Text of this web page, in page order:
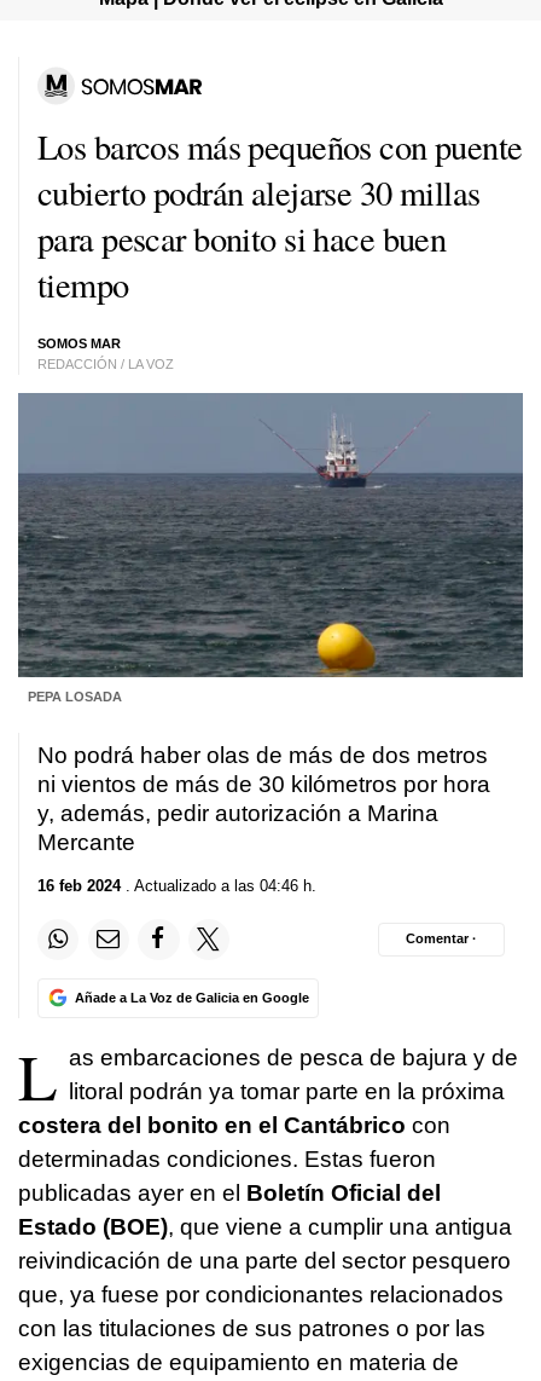
Los barcos más pequeños con puente
cubierto podrán alejarse 30 millas
para pescar bonito si hace buen
tiempo
SOMOS MAR
REDACCIÓN / LA VOZ
PEPA LOSADA
No podrá haber olas de más de dos metros
ni vientos de más de 30 kilómetros por hora
y, además, pedir autorización a Marina
Mercante
16 feb 2024. Actualizado a las 04:46 h.
Añade a La Voz de Galicia en Google
Comentar ·
L as embarcaciones de pesca de bajura y de
litoral podrán ya tomar parte en la próxima
costera del bonito en el Cantábrico con
determinadas condiciones. Estas fueron
publicadas ayer en el Boletín Oficial del
Estado (BOE), que viene a cumplir una antigua
reivindicación de una parte del sector pesquero
que, ya fuese por condicionantes relacionados
con las titulaciones de sus patrones o por las
exigencias de equipamiento en materia de